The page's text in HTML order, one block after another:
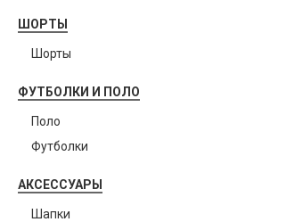
ШОРТЫ
Шорты
ФУТБОЛКИ И ПОЛО
Поло
Футболки
АКСЕССУАРЫ
Шапки